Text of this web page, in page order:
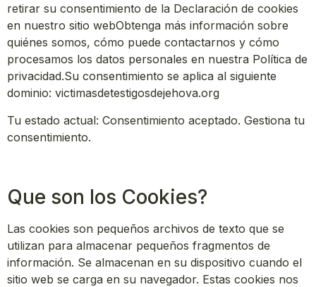
retirar su consentimiento de la Declaración de cookies
en nuestro sitio webObtenga más información sobre
quiénes somos, cómo puede contactarnos y cómo
procesamos los datos personales en nuestra Política de
privacidad.Su consentimiento se aplica al siguiente
dominio: victimasdetestigosdejehova.org
Tu estado actual: Consentimiento aceptado. Gestiona tu
consentimiento.
Que son los Cookies?
Las cookies son pequeños archivos de texto que se
utilizan para almacenar pequeños fragmentos de
información. Se almacenan en su dispositivo cuando el
sitio web se carga en su navegador. Estas cookies nos